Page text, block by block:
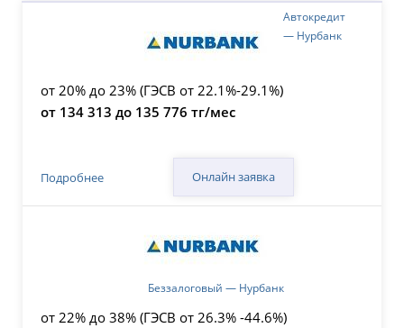
Автокредит
— Нурбанк
от 20% до 23% (ГЭСВ от 22.1%-29.1%)
от 134 313 до 135 776 тг/мес
Подробнее Онлайн заявка
Беззалоговый — Нурбанк
от 22% до 38% (ГЭСВ от 26.3% -44.6%)